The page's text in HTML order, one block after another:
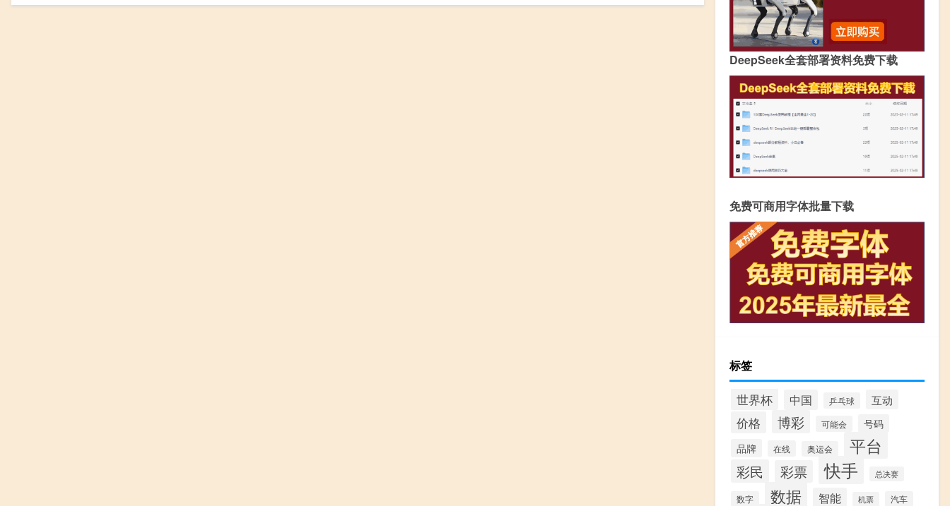
DeepSeek全套部署资料免费下载
免费可商用字体批量下载
标签
世界杯 中国 乒乓球 互动
价格 博彩 可能会
号码
品牌
在线 奥运会 平台
彩民 彩票 快手 总决赛
数字 数据 智能 机票 汽车